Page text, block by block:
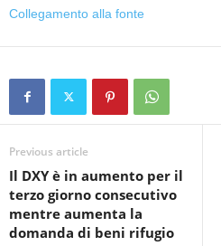
Collegamento alla fonte
Previous article
Il DXY è in aumento per il
terzo giorno consecutivo
mentre aumenta la
domanda di beni rifugio